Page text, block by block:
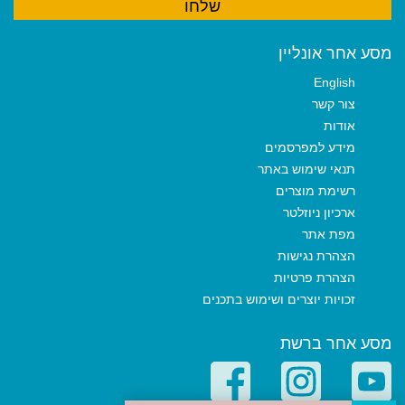
מסע אחר אונליין
English
צור קשר
אודות
מידע למפרסמים
תנאי שימוש באתר
רשימת מוצרים
ארכיון ניוזלטר
מפת אתר
הצהרת נגישות
הצהרת פרטיות
זכויות יוצרים ושימוש בתכנים
מסע אחר ברשת